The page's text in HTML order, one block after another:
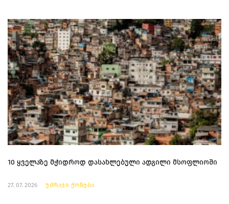
10 ყველაზე მჭიდროდ დასახლებული ადგილი მსოფლიოში
27. 07. 2026 უძრავი ქონება